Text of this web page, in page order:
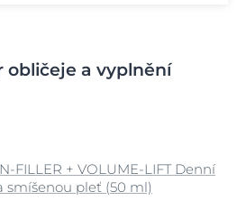
a vyplnění
FILLER + VOLUME-LIFT Denní
pleť (50 ml)